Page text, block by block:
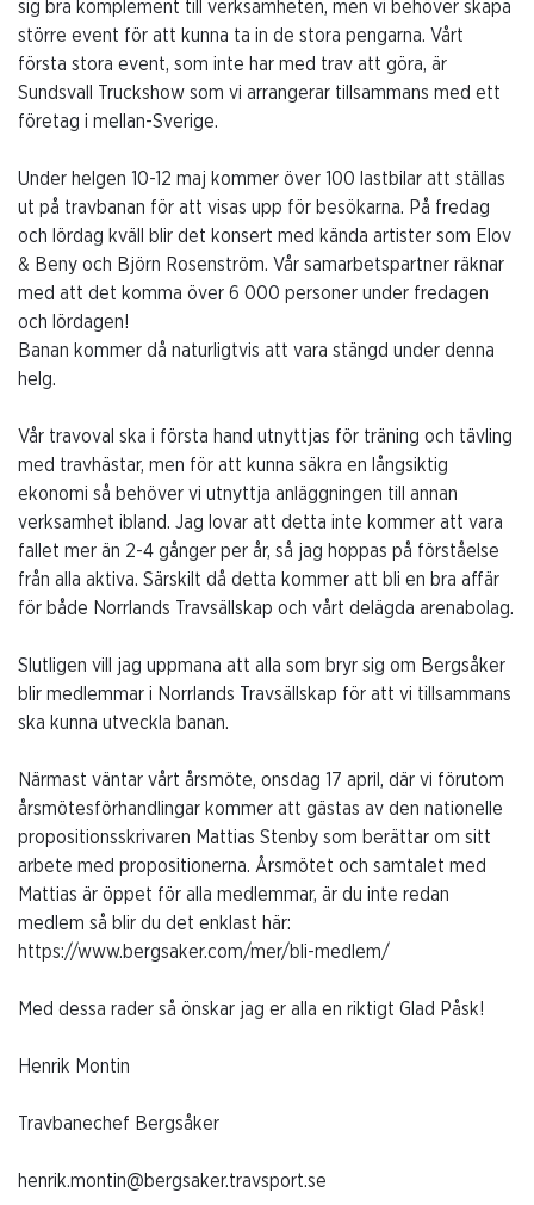
sig bra komplement till verksamheten, men vi behöver skapa
större event för att kunna ta in de stora pengarna. Vårt
första stora event, som inte har med trav att göra, är
Sundsvall Truckshow som vi arrangerar tillsammans med ett
företag i mellan-Sverige.
Under helgen 10-12 maj kommer över 100 lastbilar att ställas
ut på travbanan för att visas upp för besökarna. På fredag
och lördag kväll blir det konsert med kända artister som Elov
& Beny och Björn Rosenström. Vår samarbetspartner räknar
med att det komma över 6 000 personer under fredagen
och lördagen!
Banan kommer då naturligtvis att vara stängd under denna
helg.
Vår travoval ska i första hand utnyttjas för träning och tävling
med travhästar, men för att kunna säkra en långsiktig
ekonomi så behöver vi utnyttja anläggningen till annan
verksamhet ibland. Jag lovar att detta inte kommer att vara
fallet mer än 2-4 gånger per år, så jag hoppas på förståelse
från alla aktiva. Särskilt då detta kommer att bli en bra affär
för både Norrlands Travsällskap och vårt delägda arenabolag.
Slutligen vill jag uppmana att alla som bryr sig om Bergsåker
blir medlemmar i Norrlands Travsällskap för att vi tillsammans
ska kunna utveckla banan.
Närmast väntar vårt årsmöte, onsdag 17 april, där vi förutom
årsmötesförhandlingar kommer att gästas av den nationelle
propositionsskrivaren Mattias Stenby som berättar om sitt
arbete med propositionerna. Årsmötet och samtalet med
Mattias är öppet för alla medlemmar, är du inte redan
medlem så blir du det enklast här:
https://www.bergsaker.com/mer/bli-medlem/
Med dessa rader så önskar jag er alla en riktigt Glad Påsk!
Henrik Montin
Travbanechef Bergsåker
henrik.montin@bergsaker.travsport.se